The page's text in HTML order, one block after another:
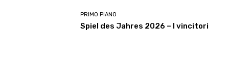
PRIMO PIANO
Spiel des Jahres 2026 – I vincitori